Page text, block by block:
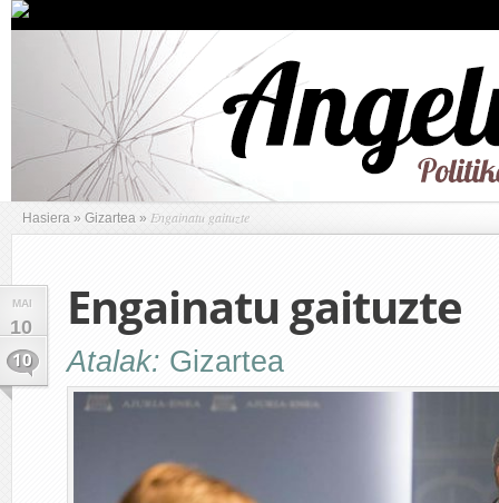
Hasiera » Gizartea » Engainatu gaituzte
MAI
10
10
Engainatu gaituzte
Atalak: Gizartea